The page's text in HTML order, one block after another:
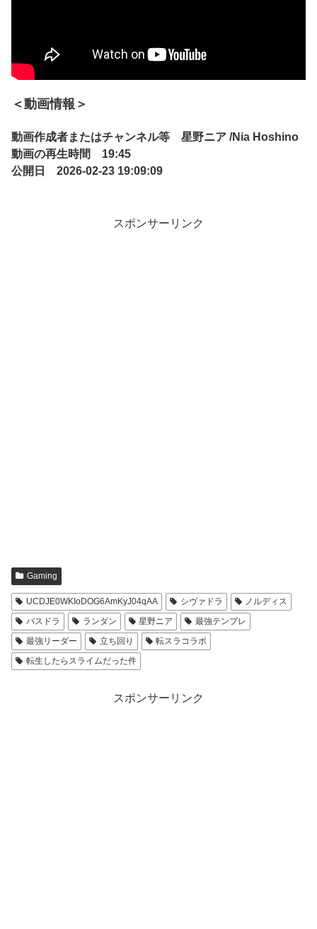
＜動画情報＞
動画作成者またはチャンネル等 星野ニア /Nia Hoshino
動画の再生時間 19:45
公開日 2026-02-23 19:09:09
スポンサーリンク
Gaming
UCDJE0WKIoDOG6AmKyJ04qAA シヴァドラ
ノルディス
パスドラ
ランダン 星野ニア
最強テンプレ
最強リーダー
立ち回り
転スラコラボ
転生したらスライムだった件
スポンサーリンク